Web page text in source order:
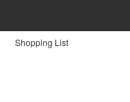
Shopping List